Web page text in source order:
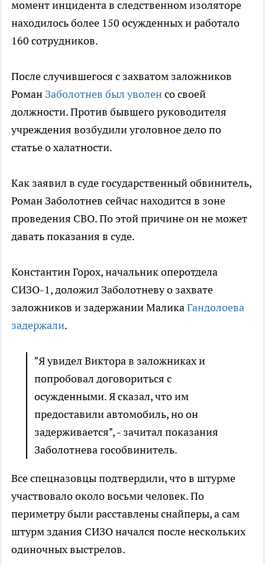
момент инцидента в следственном изоляторе
находилось более 150 осужденных и работало
160 сотрудников.
После случившегося с захватом заложников
Роман Заболотнев был уволенсо своей
должности. Против бывшего руководителя
учреждения возбудили уголовное дело по
статье о халатности.
Как заявил в суде государственный обвинитель,
Роман Заболотнев сейчас находится в зоне
проведения СВО. По этой причине он не может
давать показания в суде.
Константин Горох, начальник оперотдела
СИЗО-1, доложил Заболотневу о захвате
заложников и задержании МаликаГандолоева
задержали.
"Я увидел Виктора в заложниках и
попробовал договориться с
осужденными. Я сказал, что им
предоставили автомобиль, но он
задерживается", - зачитал показания
Заболотнева гособвинитель.
Все спецназовцы подтвердили, что в штурме
участвовало около восьми человек. По
периметру были расставлены снайперы, а сам
штурм здания СИЗО начался после нескольких
одиночных выстрелов.